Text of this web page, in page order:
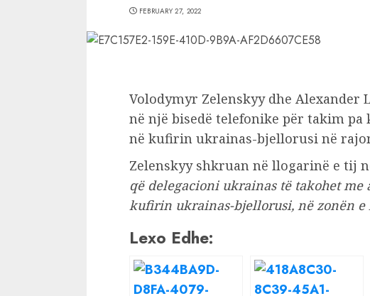
FEBRUARY 27, 2022
Volodymyr Zelenskyy dhe Alexander
në një bisedë telefonike për takim
në kufirin ukrainas-bjellorusi në
Zelenskyy shkruan në llogarinë e tij
që delegacioni ukrainas të takohet me
kufirin ukrainas-bjellorusi, në zonën e
Lexo Edhe: